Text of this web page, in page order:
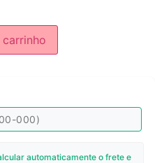
automaticamente o frete e